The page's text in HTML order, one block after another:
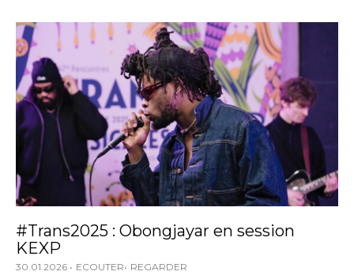
#Trans2025 : Obongjayar en session
KEXP
30.01.2026 ECOUTER REGARDER